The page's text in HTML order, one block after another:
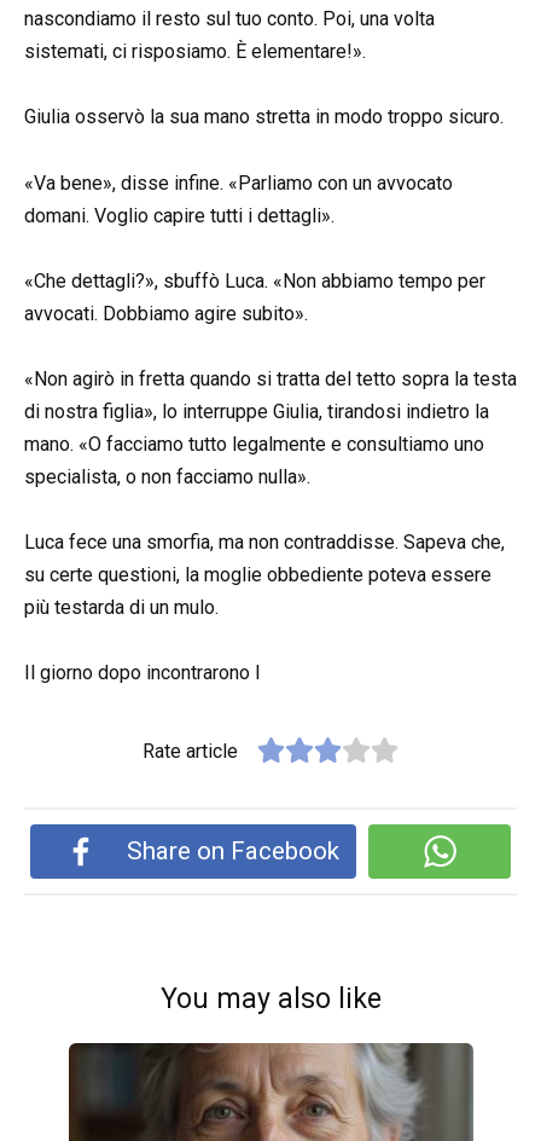
nascondiamo il resto sul tuo conto. Poi, una volta
sistemati, ci risposiamo. È elementare!».
Giulia osservò la sua mano stretta in modo troppo sicuro.
«Va bene», disse infine. «Parliamo con un avvocato
domani. Voglio capire tutti i dettagli».
«Che dettagli?», sbuffò Luca. «Non abbiamo tempo per
avvocati. Dobbiamo agire subito».
«Non agirò in fretta quando si tratta del tetto sopra la testa
di nostra figlia», lo interruppe Giulia, tirandosi indietro la
mano. «O facciamo tutto legalmente e consultiamo uno
specialista, o non facciamo nulla».
Luca fece una smorfia, ma non contraddisse. Sapeva che,
su certe questioni, la moglie obbediente poteva essere
più testarda di un mulo.
Il giorno dopo incontrarono l
Rate article
Share on Facebook
You may also like